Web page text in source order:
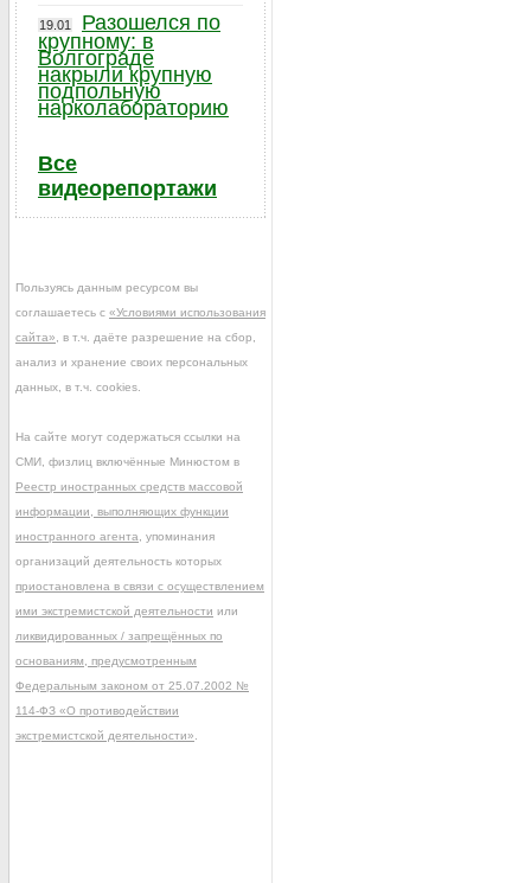
19.01
Разошелся по
крупному: в
Волгограде
накрыли крупную
подпольную
нарколабораторию
Все
видеорепортажи
Пользуясь данным ресурсом вы
соглашаетесь с «Условиями использования
сайта» , в т.ч. даёте разрешение на сбор,
анализ и хранение своих персональных
данных, в т.ч. cookies.
На сайте могут содержаться ссылки на
СМИ, физлиц включённые Минюстом в
Реестр иностранных средств массовой
информации, выполняющих функции
иностранного агента , упоминания
организаций деятельность которых
приостановлена в связи с осуществлением
ими экстремистской деятельности или
ликвидированных / запрещённых по
основаниям, предусмотренным
Федеральным законом от 25.07.2002 №
114-ФЗ «О противодействии
экстремистской деятельности»